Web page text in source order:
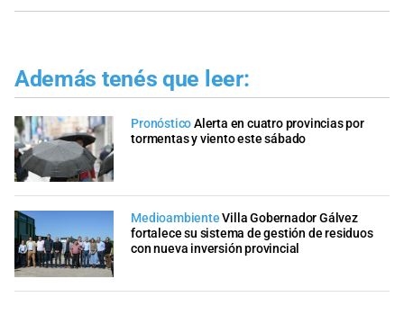
Además tenés que leer:
PronósticoAlerta en cuatro provincias por
tormentas y viento este sábado
Medioambiente Villa Gobernador Gálvez
fortalece su sistema de gestión de residuos
con nueva inversión provincial